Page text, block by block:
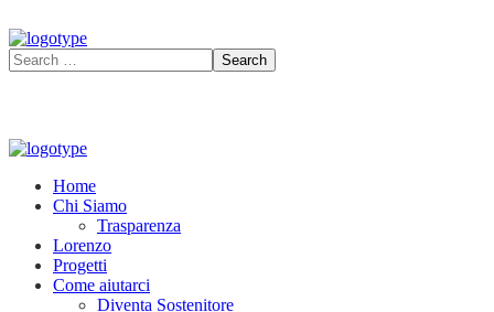
Home
Chi Siamo
Trasparenza
Lorenzo
Progetti
Come aiutarci
Diventa Sostenitore